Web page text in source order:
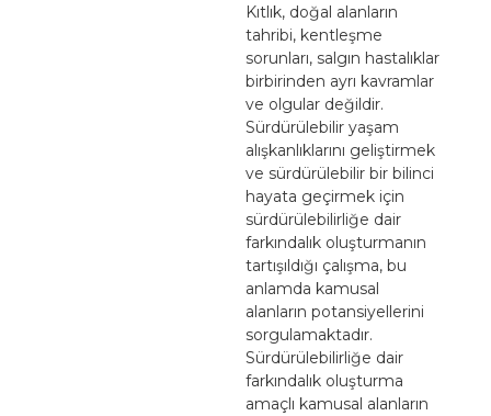
Kıtlık, doğal alanların
tahribi, kentleşme
sorunları, salgın hastalıklar
birbirinden ayrı kavramlar
ve olgular değildir.
Sürdürülebilir yaşam
alışkanlıklarını geliştirmek
ve sürdürülebilir bir bilinci
hayata geçirmek için
sürdürülebilirliğe dair
farkındalık oluşturmanın
tartışıldığı çalışma, bu
anlamda kamusal
alanların potansiyellerini
sorgulamaktadır.
Sürdürülebilirliğe dair
farkındalık oluşturma
amaçlı kamusal alanların